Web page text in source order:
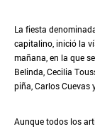
La fiesta
capitalino, inició la
mañana, en la que
Belinda, Cecilia
piña, Carlos Cuevas
Aunque todos los